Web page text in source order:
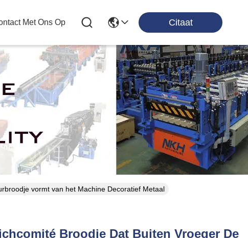
Met Ons Op Citaat
vormt van het Machine Decoratief Metaal
Broodje Dat Buiten Vroeger De